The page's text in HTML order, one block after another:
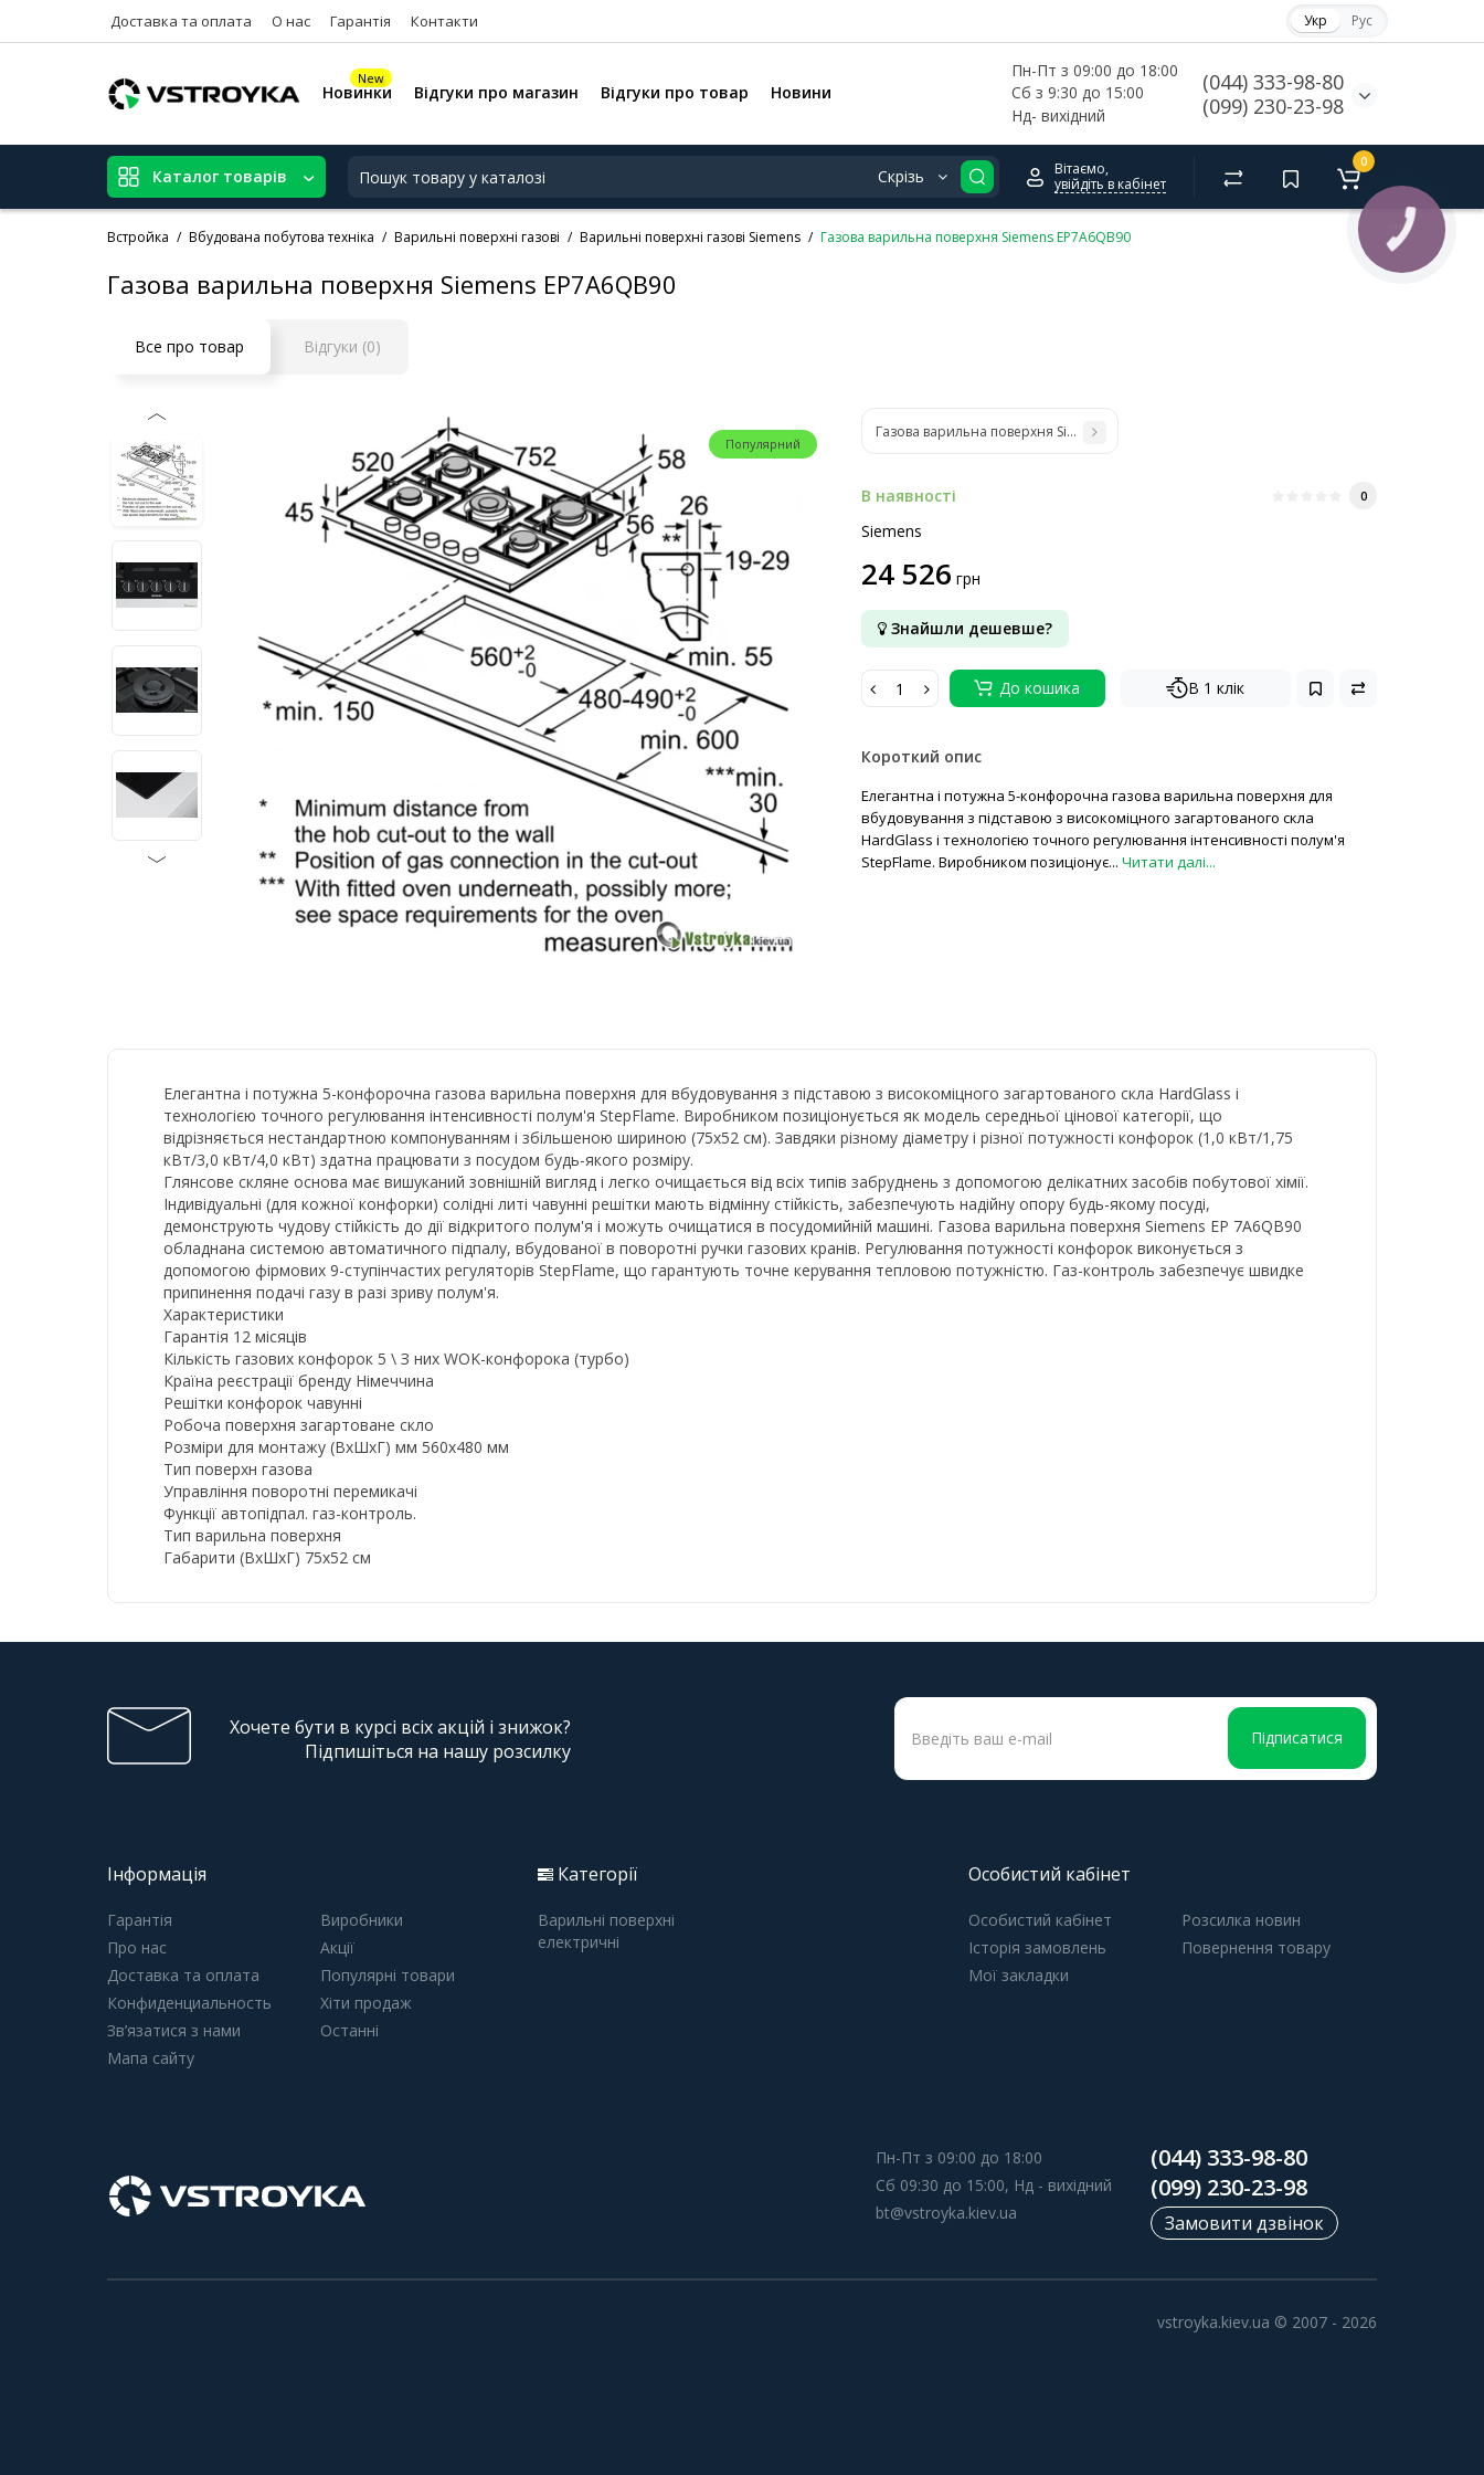
Доставка та оплата О нас Гарантія Контакти Укр Рус
Пн-Пт з 09:00 до 18:00
Сб з 9:30 до 15:00
Нд- вихідний
(044) 333-98-80
(099) 230-23-98
New
Новинки Відгуки про магазин Відгуки про товар Новини
Каталог товарів Скрізь
Вітаємо,
увійдіть в кабінет
0
Встройка Вбудована побутова техніка Варильні поверхні газові Варильні поверхні газові Siemens Газова варильна поверхня Siemens EP7A6QB90
Газова варильна поверхня Siemens EP7A6QB90
Все про товар Відгуки (0)
Популярний
Газова варильна поверхня Siemens EP6A2PB20R
В наявності 0
Siemens
24 526 грн
Знайшли дешевше?
До кошика В 1 клік
Короткий опис
Елегантна і потужна 5-конфорочна газова варильна поверхня для
вбудовування з підставою з високоміцного загартованого скла
HardGlass і технологією точного регулювання інтенсивності полум'я
StepFlame. Виробником позиціонує... Читати далі...
Елегантна і потужна 5-конфорочна газова варильна поверхня для вбудовування з підставою з високоміцного загартованого скла HardGlass і
технологією точного регулювання інтенсивності полум'я StepFlame. Виробником позиціонується як модель середньої цінової категорії, що
відрізняється нестандартною компонуванням і збільшеною шириною (75х52 см). Завдяки різному діаметру і різної потужності конфорок (1,0 кВт/1,75
кВт/3,0 кВт/4,0 кВт) здатна працювати з посудом будь-якого розміру.
Глянсове скляне основа має вишуканий зовнішній вигляд і легко очищається від всіх типів забруднень з допомогою делікатних засобів побутової хімії.
Індивідуальні (для кожної конфорки) солідні литі чавунні решітки мають відмінну стійкість, забезпечують надійну опору будь-якому посуді,
демонструють чудову стійкість до дії відкритого полум'я і можуть очищатися в посудомийній машині. Газова варильна поверхня Siemens EP 7A6QB90
обладнана системою автоматичного підпалу, вбудованої в поворотні ручки газових кранів. Регулювання потужності конфорок виконується з
допомогою фірмових 9-ступінчастих регуляторів StepFlame, що гарантують точне керування тепловою потужністю. Газ-контроль забезпечує швидке
припинення подачі газу в разі зриву полум'я.
Характеристики
Гарантія 12 місяців
Кількість газових конфорок 5 \ З них WOK-конфорока (турбо)
Країна реєстрації бренду Німеччина
Решітки конфорок чавунні
Робоча поверхня загартоване скло
Розміри для монтажу (ВхШхГ) мм 560x480 мм
Тип поверхн газова
Управління поворотні перемикачі
Функції автопідпал. газ-контроль.
Тип варильна поверхня
Габарити (ВхШхГ) 75x52 см
Хочете бути в курсі всіх акцій і знижок?
Підпишіться на нашу розсилку
Підписатися
Інформація
Гарантія
Про нас
Доставка та оплата
Конфиденциальность
Зв’язатися з нами
Мапа сайту
Виробники
Акції
Популярні товари
Хіти продаж
Останні
Категорії
Варильні поверхні
електричні
Особистий кабінет
Особистий кабінет
Історія замовлень
Мої закладки
Розсилка новин
Повернення товару
Пн-Пт з 09:00 до 18:00
Сб 09:30 до 15:00, Нд - вихідний
bt@vstroyka.kiev.ua
(044) 333-98-80
(099) 230-23-98
Замовити дзвінок
vstroyka.kiev.ua © 2007 - 2026
КНОПКА
СВЯЗИ